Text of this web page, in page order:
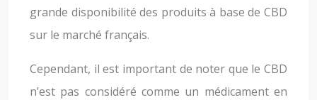
grande disponibilité des produits à base de CBD
sur le marché français.
Cependant, il est important de noter que le CBD
n’est pas considéré comme un médicament en